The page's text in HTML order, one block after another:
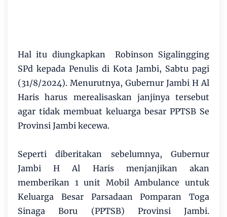
Hal itu diungkapkan Robinson Sigalingging
SPd kepada Penulis di Kota Jambi, Sabtu pagi
(31/8/2024). Menurutnya, Gubernur Jambi H Al
Haris harus merealisaskan janjinya tersebut
agar tidak membuat keluarga besar PPTSB Se
Provinsi Jambi kecewa.
Seperti diberitakan sebelumnya, Gubernur
Jambi H Al Haris menjanjikan akan
memberikan 1 unit Mobil Ambulance untuk
Keluarga Besar Parsadaan Pomparan Toga
Sinaga Boru (PPTSB) Provinsi Jambi.